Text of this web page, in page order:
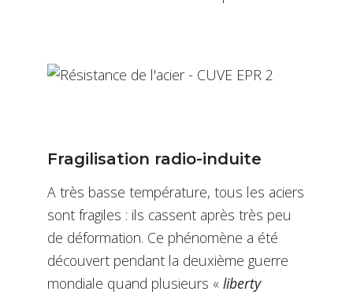
Fragilisation radio-induite
A très basse température, tous les aciers
sont fragiles : ils cassent après très peu
de déformation. Ce phénomène a été
découvert pendant la deuxième guerre
mondiale quand plusieurs « liberty